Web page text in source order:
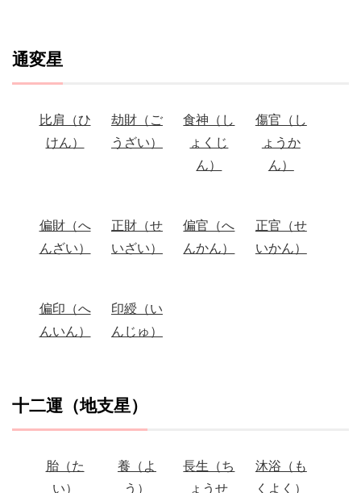
通変星
比肩（ひ
けん）
劫財（ご
うざい）
食神（し
ょくじ
ん）
傷官（し
ょうか
ん）
偏財（へ
んざい）
正財（せ
いざい）
偏官（へ
んかん）
正官（せ
いかん）
偏印（へ
んいん）
印綬（い
んじゅ）
十二運（地支星）
胎（た
い）
養（よ
う）
長生（ち
ょうせ
沐浴（も
くよく）